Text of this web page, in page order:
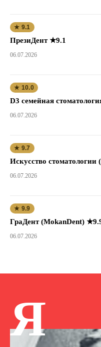
★ 9.1
ПрезиДент ★9.1
06.07.2026
★ 10.0
D3 семейная
06.07.2026
★ 9.7
Искусство
06.07.2026
★ 9.9
ГраДент (MokanDent)
06.07.2026
Я